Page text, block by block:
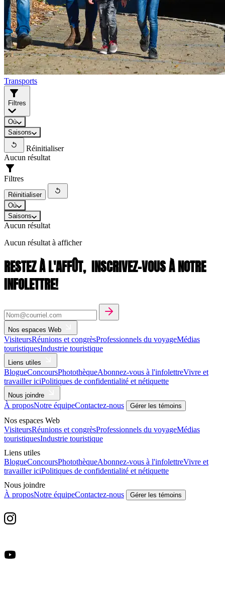
Transports
Filtres
Où
Saisons
Réinitialiser
Aucun résultat
Filtres
Réinitialiser
Où
Saisons
Aucun résultat
Aucun résultat à afficher
RESTEZ À L'AFFÛT, INSCRIVEZ-VOUS À NOTRE
INFOLETTRE!
Nos espaces Web
VisiteursRéunions et congrèsProfessionnels du voyageMédias
touristiquesIndustrie touristique
Liens utiles
BlogueConcoursPhotothèqueAbonnez-vous à l'infolettreVivre et
travailler iciPolitiques de confidentialité et nétiquette
Nous joindre
À proposNotre équipeContactez-nous Gérer les témoins
Nos espaces Web
VisiteursRéunions et congrèsProfessionnels du voyageMédias
touristiquesIndustrie touristique
Liens utiles
BlogueConcoursPhotothèqueAbonnez-vous à l'infolettreVivre et
travailler iciPolitiques de confidentialité et nétiquette
Nous joindre
À proposNotre équipeContactez-nous Gérer les témoins